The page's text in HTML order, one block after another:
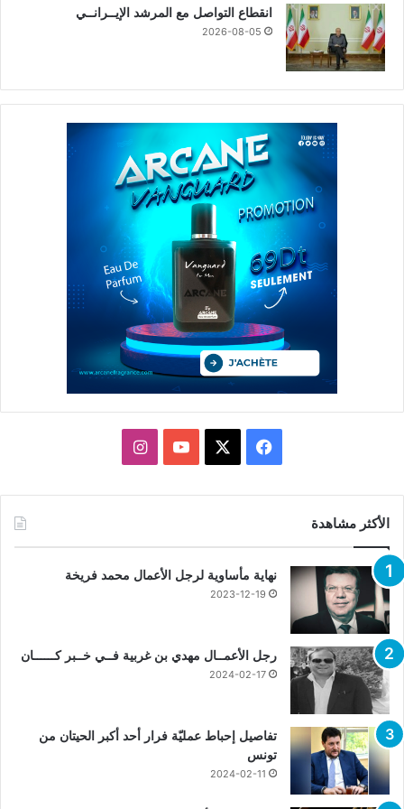
انقطاع التواصل مع المرشد الإيــرانــي
2026-08-05
فيسبوك يوتيوبانستقرام
الأكثر مشاهدة
نهاية مأساوية لرجل الأعمال محمد فريخة
2023-12-19
رجل الأعمــال مهدي بن غربية فــي خــبر كــــــان
2024-02-17
تفاصيل إحباط عمليّة فرار أحد أكبر الحيتان من
تونس
2024-02-11